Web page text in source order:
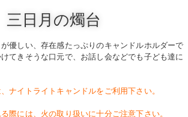
三日月の燭台
優しい、存在感たっぷりのキャンドルホルダーで
てきそうな口元で、お話し会などでも子ども達に
ナイトライトキャンドルをご利用下さい。
際には、火の取り扱いに十分ご注意下さい。